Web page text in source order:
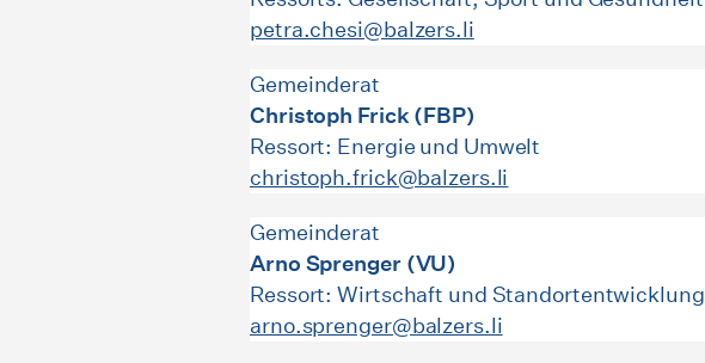
petra.chesi@balzers.li
Gemeinderat
Christoph Frick (FBP)
Ressort: Energie und Umwelt
christoph.frick@balzers.li
Gemeinderat
Arno Sprenger (VU)
Ressort: Wirtschaft und Standortentwicklung
arno.sprenger@balzers.li